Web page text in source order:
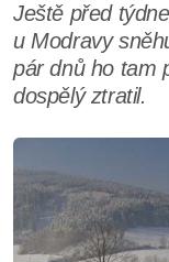
Ještě před
u Modravy
pár dnů ho tam
dospělý ztratil.